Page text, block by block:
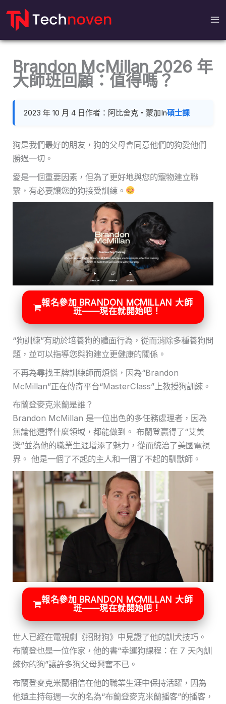
Brandon McMillan 2026 年
大師班回顧：值得嗎？
2023 年 10 月 4 日作者：阿比舍克‧蒙加In碩士課
狗是我們最好的朋友，狗的父母會同意他們的狗愛他們
勝過一切。
愛是一個重要因素，但為了更好地與您的寵物建立聯
繫，有必要讓您的狗接受訓練。
報名參加 BRANDON MCMILLAN 大師
班——現在就開始吧！
“狗訓練”有助於培養狗的體面行為，從而消除多種養狗問
題，並可以指導您與狗建立更健康的關係。
不再為尋找王牌訓練師而煩惱，因為“Brandon
McMillan”正在傳奇平台“MasterClass”上教授狗訓練。
布蘭登麥克米蘭是誰？
Brandon McMillan 是一位出色的多任務處理者，因為
無論他選擇什麼領域，都能做到。 布蘭登贏得了“艾美
獎”並為他的職業生涯增添了魅力，從而統治了美國電視
界。 他是一個了不起的主人和一個了不起的馴獸師。
報名參加 BRANDON MCMILLAN 大師
班——現在就開始吧！
世人已經在電視劇《招財狗》中見證了他的訓犬技巧。
布蘭登也是一位作家，他的書“幸運狗課程：在 7 天內訓
練你的狗”讓許多狗父母興奮不已。
布蘭登麥克米蘭相信在他的職業生涯中保持活躍，因為
他還主持每週一次的名為“布蘭登麥克米蘭播客”的播客，